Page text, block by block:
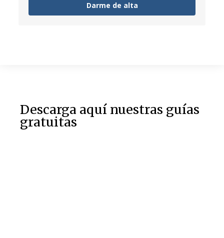
Darme de alta
Descarga aquí nuestras guías
gratuitas